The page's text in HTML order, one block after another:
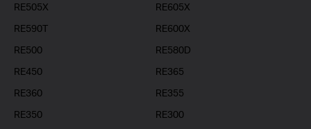
RE505X
RE605X
RE590T
RE600X
RE500
RE580D
RE450
RE365
RE360
RE355
RE350
RE300